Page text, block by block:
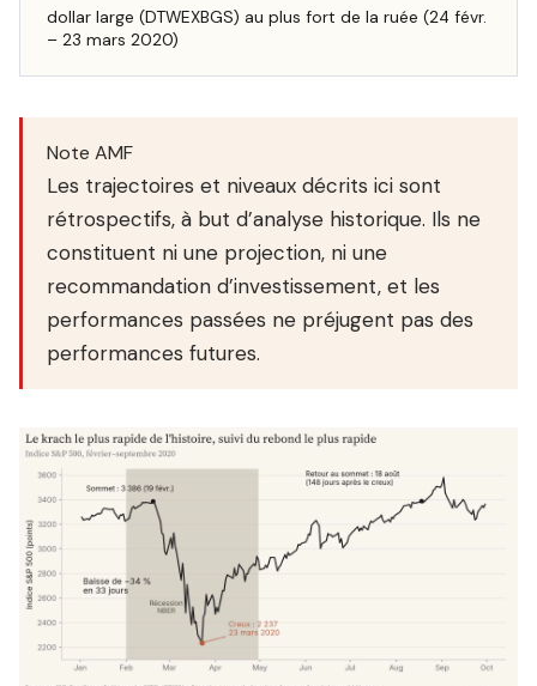
dollar large (DTWEXBGS) au plus fort de la ruée (24 févr.
– 23 mars 2020)
Note AMF
Les trajectoires et niveaux décrits ici sont
rétrospectifs, à but d’analyse historique. Ils ne
constituent ni une projection, ni une
recommandation d’investissement, et les
performances passées ne préjugent pas des
performances futures.